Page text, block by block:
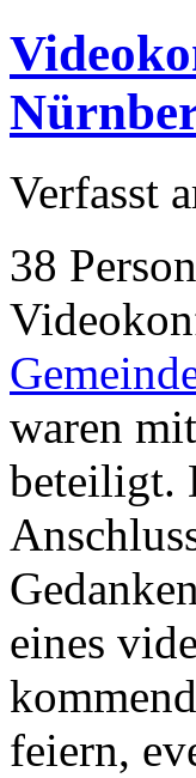
Verfasst
38
waren
beteiligt.
eines
feiern,